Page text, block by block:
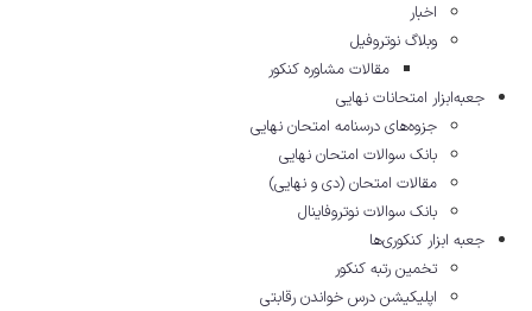
اخبار
وبلاگ نوتروفیل
مقالات مشاوره‌ کنکور
جعبه‌ابزار امتحانات نهایی
جزوه‌های درسنامه امتحان نهایی
بانک سوالات امتحان نهایی
مقالات امتحان (دی و نهایی)
بانک سوالات نوتروفاینال
جعبه ابزار کنکوری‌ها
تخمین رتبه کنکور
اپلیکیشن درس خواندن رقابتی